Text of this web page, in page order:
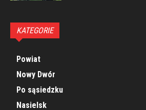
KATEGORIE
Powiat
Nowy Dwór
Po sąsiedzku
Nasielsk